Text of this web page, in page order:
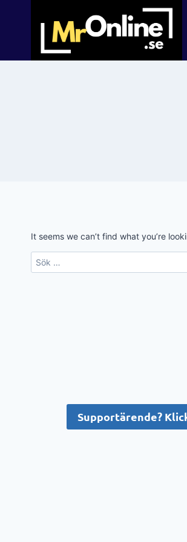
It seems we can’t find what you’re
Sök
efter:
Supportärende?